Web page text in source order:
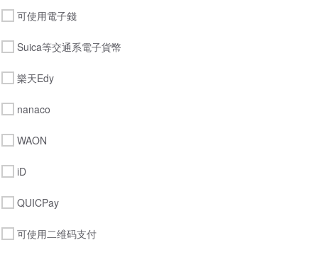
可使用電子錢
Suica等交通系電子貨幣
樂天Edy
nanaco
WAON
iD
QUICPay
可使用二维码支付